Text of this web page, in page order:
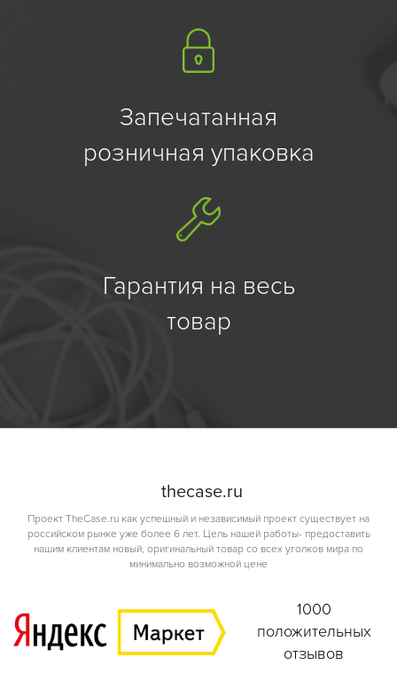
Запечатанная
розничная упаковка
Гарантия на весь
товар
thecase.ru
Проект TheCase.ru как успешный и независимый проект существует на
российском рынке уже более 6 лет. Цель нашей работы- предоставить
нашим клиентам новый, оригинальный товар со всех уголков мира по
минимально возможной цене
1000
положительных
отзывов